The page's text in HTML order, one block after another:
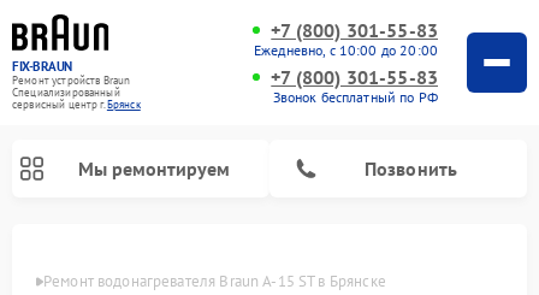
FIX-BRAUN
Ремонт устройств Braun
Специализированный
cервисный центр г.Брянск
+7 (800) 301-55-83
Ежедневно, с 10:00 до 20:00
+7 (800) 301-55-83
Звонок бесплатный по РФ
Мы ремонтируем Позвонить
Ремонт водонагревателя Braun A-15 ST в Брянске